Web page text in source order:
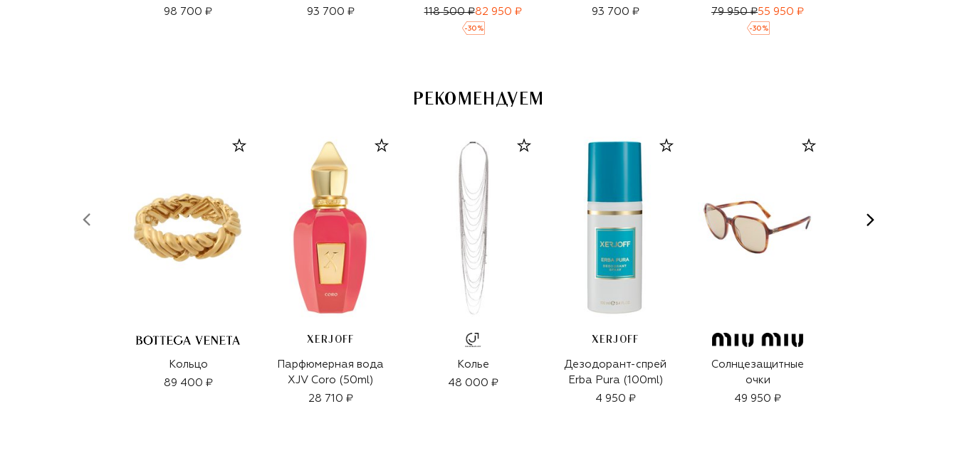
98 700 ₽
93 700 ₽
118 500 ₽82 950 ₽
-30 %
93 700 ₽
79 950 ₽55 950 ₽
-30 %
РЕКОМЕНДУЕМ
Кольцо
89 400 ₽
XERJOFF
Парфюмерная вода
XJV Coro (50ml)
28 710 ₽
Колье
48 000 ₽
XERJOFF
Дезодорант-спрей
Erba Pura (100ml)
4 950 ₽
Солнцезащитные
очки
49 950 ₽